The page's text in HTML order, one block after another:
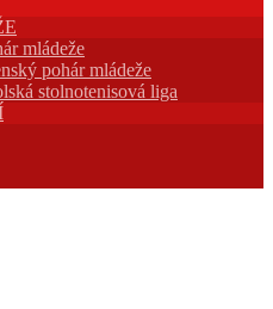
mládeže
pohár mládeže
stolnotenisová liga